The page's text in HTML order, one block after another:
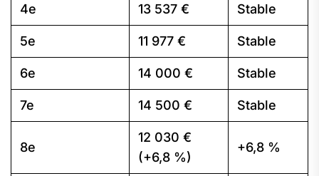
4e 13 537 € Stable
5e 11 977 € Stable
6e 14 000 € Stable
7e 14 500 € Stable
8e
12 030 €
(+6,8 %)
+6,8 %